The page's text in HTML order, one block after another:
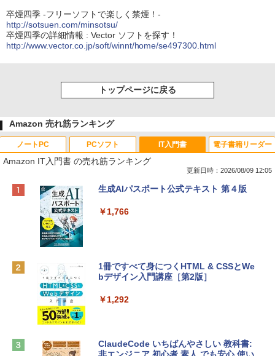
卒煙四季 -フリーソフトで楽しく禁煙！-
http://sotsuen.com/minsotsu/
卒煙四季の詳細情報 : Vector ソフトを探す！
http://www.vector.co.jp/soft/winnt/home/se497300.html
トップページに戻る
Amazon 売れ筋ランキング
ノートPC
Apple 2026 MacBook Neo A18 Proチッ
e Intelligenceのために設計、Liquid Ret
￥119,800
tomtoc 360°保護 15.6 16インチ パソコ
￥2,952
PCソフト
Robloxギフトカード - 800 Robux 【限
インゲームコード】 ロブロックス | オン
Robloxギフトカード - 1000 Robux 【限
インゲームコード】 ロブロックス |オン
IT入門書
Amazon IT入門書 の売れ筋ランキング
更新日時：2026/08/09 12:05
生成AIパスポート公式テキスト 第４版
￥1,766
1冊ですべて身につくHTML & CSSとWe
bデザイン入門講座［第2版］
￥1,292
ClaudeCode いちばんやさしい 教科書:
電子書籍リーダー